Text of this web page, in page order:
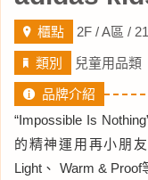
櫃點 2F / A區 /
類別 兒童用品類
品牌介紹
“Impossible Is
的精神運用再小朋
Light、 Warm &